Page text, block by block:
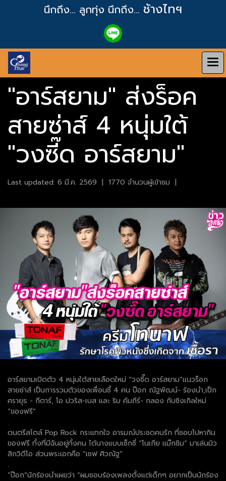
นึกถึง... ลูกทุ่ง นึกถึง... ช้างไทฯ
"อาร์สยาม" ส่งร็อค
สายซ่าส์ 4 หนุ่มใต้
"วงซี๊ด อาร์สยาม"
Last updated: 6 มี.ค. 2569 | 1770 จำนวนผู้เข้าชม |
อาร์สยามเปิดตัว 4 หนุ่มใต้สายเลือดใหม่ “วงซี๊ด อาร์สยาม”แนวร็อก
สายซ่าส์ เป็นการรวมตัวของเพื่อนซี้ 4 คน ป๊อก ณัฐพัฒน์- ร้องนำ,เป็ก
ศรายุธ - กีตาร์, โอ ปวริส-เบส และ ริม คัมภีร์- กลอง กับซิงเกิลใหม่
“ของฟรี”
.
ดนตรีสไตล์ Pop Rock กระแทกใจ อารมณ์ประชดคนรัก ที่ชอบไปหากิน
ของฟรี ทั้งที่มีฉันอยู่ทั้งคน ได้นางแบบเซ็กซี่ “โนเกีย แม๊กซิม” มาเล่นมิว
สิกวิดีโอ ส่วนพระเอกคือ “เซฟ ศิวณัฐ”
.
“ป๊อก”นักร้องนำเผยว่า “ผมชอบร้องเพลงตั้งแต่เด็กๆ อยากเป็นนักร้อง